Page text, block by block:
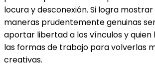
locura y desconexión. Si logra
maneras prudentemente genuinas
aportar libertad a los vínculos y
las formas de trabajo para volverlas
creativas.